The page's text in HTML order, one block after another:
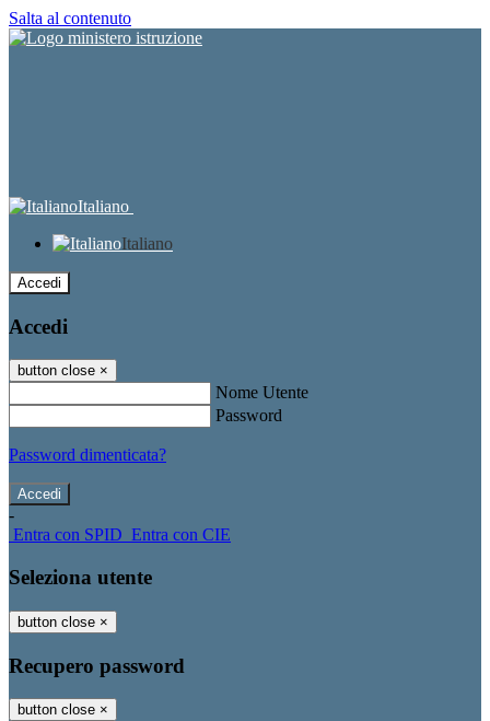
Salta al contenuto
Italiano
Italiano
Accedi
Accedi
button close ×
Nome Utente
Password
Password dimenticata?
-
Entra con SPID Entra con CIE
Seleziona utente
button close ×
Recupero password
button close ×